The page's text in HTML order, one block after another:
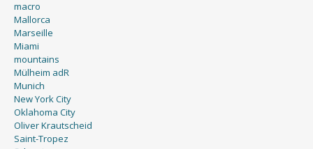
macro
Mallorca
Marseille
Miami
mountains
Mülheim adR
Munich
New York City
Oklahoma City
Oliver Krautscheid
Saint-Tropez